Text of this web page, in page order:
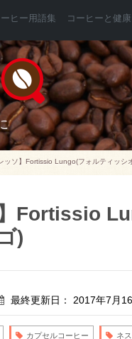
ーヒー用語集 コーヒーと健康
ッソ】Fortissio Lungo(フォルティッシ
Fortissio
)
最終更新日： 2017年7月
カプセルコーヒー ネ